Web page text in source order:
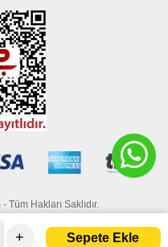
Hakları Saklıdır.
+